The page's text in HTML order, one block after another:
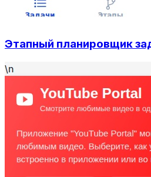
Этапный планировщик